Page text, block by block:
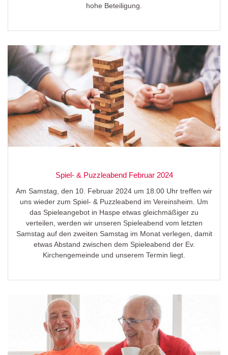
hohe Beteiligung.
Spiel- & Puzzleabend Februar 2024
Am Samstag, den 10. Februar 2024 um 18.00 Uhr treffen wir
uns wieder zum Spiel- & Puzzleabend im Vereinsheim. Um
das Spieleangebot in Haspe etwas gleichmäßiger zu
verteilen, werden wir unseren Spieleabend vom letzten
Samstag auf den zweiten Samstag im Monat verlegen, damit
etwas Abstand zwischen dem Spieleabend der Ev.
Kirchengemeinde und unserem Termin liegt.